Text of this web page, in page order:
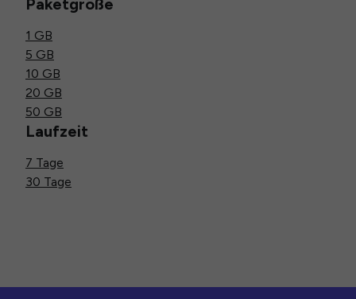
Paketgröße
1 GB
5 GB
10 GB
20 GB
50 GB
Laufzeit
7 Tage
30 Tage